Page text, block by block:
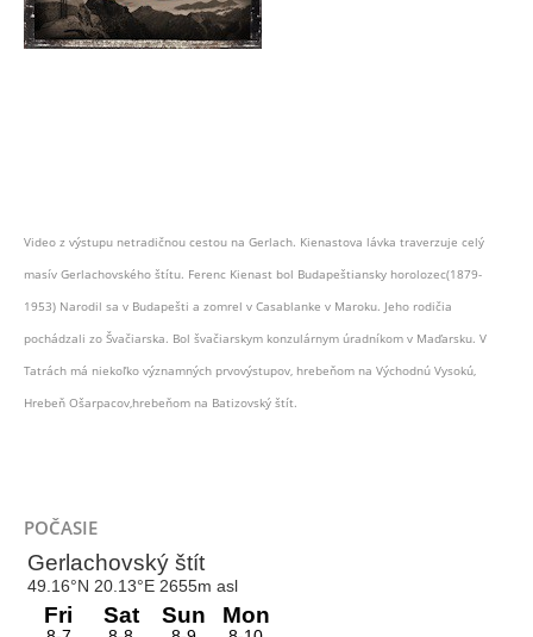
Video z výstupu netradičnou cestou na Gerlach. Kienastova lávka traverzuje celý
masív Gerlachovského štítu. Ferenc Kienast bol Budapeštiansky horolozec(1879-
1953) Narodil sa v Budapešti a zomrel v Casablanke v Maroku. Jeho rodičia
pochádzali zo Švačiarska. Bol švačiarskym konzulárnym úradníkom v Maďarsku. V
Tatrách má niekoľko významných prvovýstupov, hrebeňom na Východnú Vysokú,
Hrebeň Ošarpacov,hrebeňom na Batizovský štít.
POČASIE